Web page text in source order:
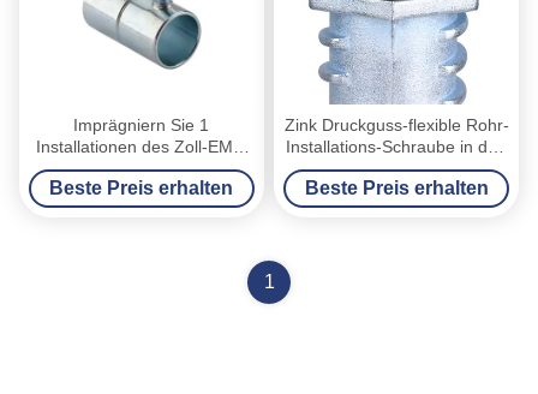
Imprägniern Sie 1
Installationen des Zoll-EMT,
IMC Rohr-Installationen für
Anwendungen über 600V
Beste Preis erhalten
Zink Druckguss-flexible Rohr-
Installations-Schraube in den
polierten
Flexverbindungsstücken
Beste Preis erhalten
1